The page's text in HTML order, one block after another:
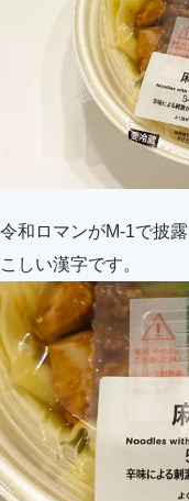
令和ロマンがM-1で披
こしい漢字です。